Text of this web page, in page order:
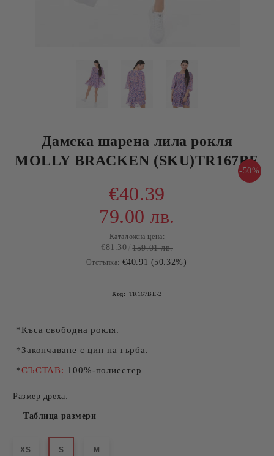
Дамска шарена лила рокля
MOLLY BRACKEN (SKU)TR167BE
-50%
€40.39
79.00 лв.
Каталожна цена:
€81.30 159.01 лв.
Отстъпка: €40.91 (50.32%)
Код: TR167BE-2
*Къса свободна рокля.
*Закопчаване с цип на гърба.
*СЪСТАВ: 100%-полиестер
Размер дреха:
Таблица размери
XS S M